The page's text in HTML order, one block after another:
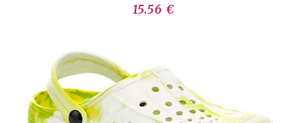
15.56 €